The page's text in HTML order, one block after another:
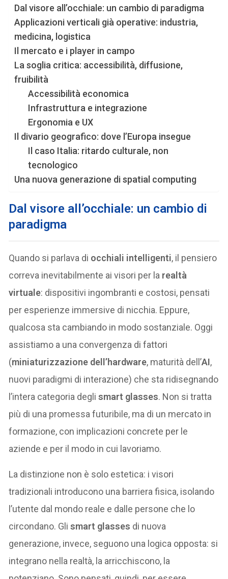
Dal visore all’occhiale: un cambio di paradigma
Applicazioni verticali già operative: industria,
medicina, logistica
Il mercato e i player in campo
La soglia critica: accessibilità, diffusione,
fruibilità
Accessibilità economica
Infrastruttura e integrazione
Ergonomia e UX
Il divario geografico: dove l’Europa insegue
Il caso Italia: ritardo culturale, non
tecnologico
Una nuova generazione di spatial computing
Dal visore all’occhiale: un cambio di
paradigma
Quando si parlava di occhiali intelligenti, il pensiero
correva inevitabilmente ai visori per la realtà
virtuale: dispositivi ingombranti e costosi, pensati
per esperienze immersive di nicchia. Eppure,
qualcosa sta cambiando in modo sostanziale. Oggi
assistiamo a una convergenza di fattori
(miniaturizzazione dell’hardware, maturità dell’AI,
nuovi paradigmi di interazione) che sta ridisegnando
l’intera categoria deglismart glasses. Non si tratta
più di una promessa futuribile, ma di un mercato in
formazione, con implicazioni concrete per le
aziende e per il modo in cui lavoriamo.
La distinzione non è solo estetica: i visori
tradizionali introducono una barriera fisica, isolando
l’utente dal mondo reale e dalle persone che lo
circondano. Glismart glasses di nuova
generazione, invece, seguono una logica opposta: si
integrano nella realtà, la arricchiscono, la